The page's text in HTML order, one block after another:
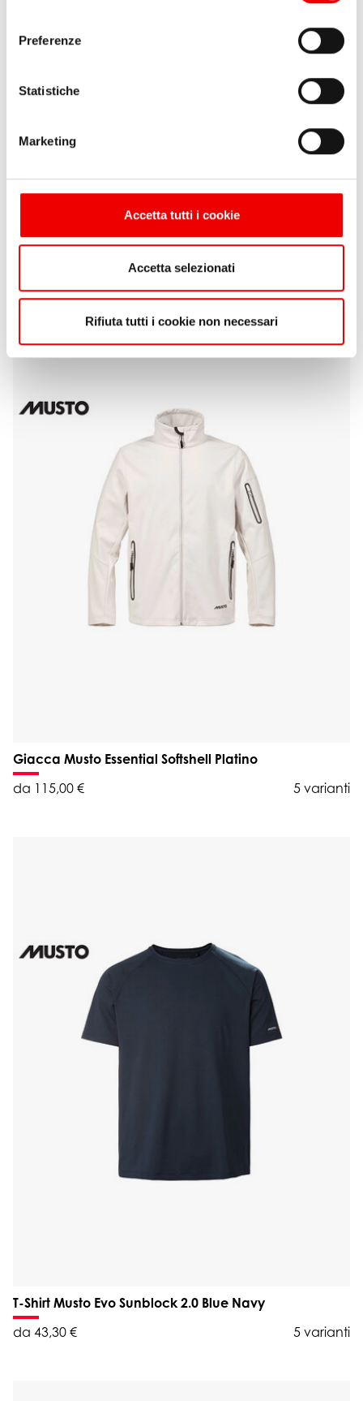
Preferenze
Statistiche
Marketing
Accetta tutti i cookie
Accetta selezionati
Rifiuta tutti i cookie non necessari
Giacca Musto BR1 Channel Nera
da 230,00 €
5 varianti
Giacca Musto Essential Softshell Platino
da 115,00 €
5 varianti
T-Shirt Musto Evo Sunblock 2.0 Blue Navy
da 43,30 €
5 varianti